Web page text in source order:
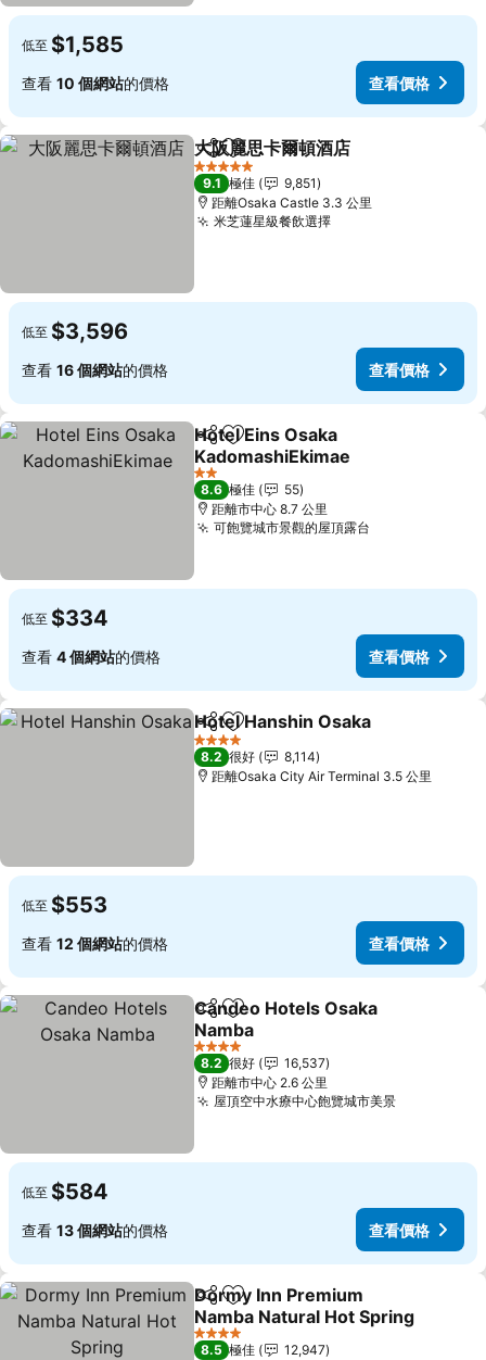
低至 $1,585
查看 10 個網站的價格 查看價格
分享 放到收藏夾
大阪麗思卡爾頓酒店
5 星級
9.1 極佳
9,851
距離Osaka Castle 3.3 公里
米芝蓮星級餐飲選擇查看價格
低至 $3,596
查看 16 個網站的價格 查看價格
分享 放到收藏夾
Hotel Eins Osaka
KadomashiEkimae
查看價格
2 星級
8.6 極佳
55
距離市中心 8.7 公里
可飽覽城市景觀的屋頂露台
低至 $334
查看 4 個網站的價格 查看價格
分享 放到收藏夾
Hotel Hanshin Osaka
4 星級
8.2 很好
8,114
距離Osaka City Air Terminal 3.5 公里
低至 $553
查看 12 個網站的價格 查看價格
分享 放到收藏夾
Candeo Hotels Osaka
Namba
查看價格
4 星級
8.2 很好
16,537
距離市中心 2.6 公里
屋頂空中水療中心飽覽城市美景查看價格
低至 $584
查看 13 個網站的價格 查看價格
分享 放到收藏夾
Dormy Inn Premium
Namba Natural Hot Spring
查看價格
4 星級
8.5 極佳
12,947